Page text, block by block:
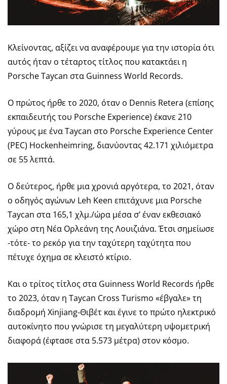
Κλείνοντας, αξίζει να αναφέρουμε για την ιστορία ότι
αυτός ήταν ο τέταρτος τίτλος που κατακτάει η
Porsche Taycan στα Guinness World Records.
Ο πρώτος ήρθε το 2020, όταν ο Dennis Retera (επίσης
εκπαιδευτής του Porsche Experience) έκανε 210
γύρους με ένα Taycan στο Porsche Experience Center
(PEC) Hockenheimring, διανύοντας 42.171 χιλιόμετρα
σε 55 λεπτά.
Ο δεύτερος, ήρθε μια χρονιά αργότερα, το 2021, όταν
ο οδηγός αγώνων Leh Keen επιτάχυνε μια Porsche
Taycan στα 165,1 χλμ./ώρα μέσα σ’ έναν εκθεσιακό
χώρο στη Νέα Ορλεάνη της Λουιζιάνα. Έτσι σημείωσε
-τότε- το ρεκόρ για την ταχύτερη ταχύτητα που
πέτυχε όχημα σε κλειστό κτίριο.
Και ο τρίτος τίτλος στα Guinness World Records ήρθε
το 2023, όταν η Taycan Cross Turismo «έβγαλε» τη
διαδρομή Xinjiang-Θιβέτ και έγινε το πρώτο ηλεκτρικό
αυτοκίνητο που γνώρισε τη μεγαλύτερη υψομετρική
διαφορά (έφτασε στα 5.573 μέτρα) στον κόσμο.